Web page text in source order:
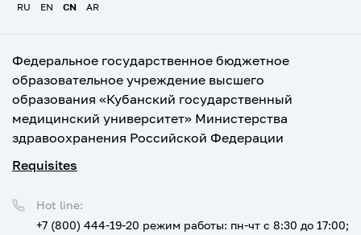
RU EN CN AR
Федеральное государственное бюджетное
образовательное учреждение высшего
образования «Кубанский государственный
медицинский университет» Министерства
здравоохранения Российской Федерации
Requisites
Hot line:
+7 (800) 444-19-20 режим работы: пн-чт с 8:30 до 17:00;